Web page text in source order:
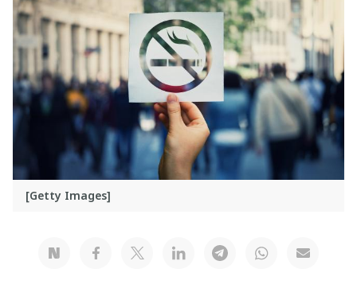
[Getty Images]